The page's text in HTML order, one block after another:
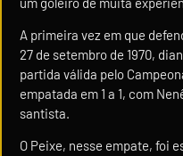
A primeira vez em que
27 de setembro de 1970,
partida válida pelo
empatada em 1 a 1, com
santista.
O Peixe, nesse empate, foi